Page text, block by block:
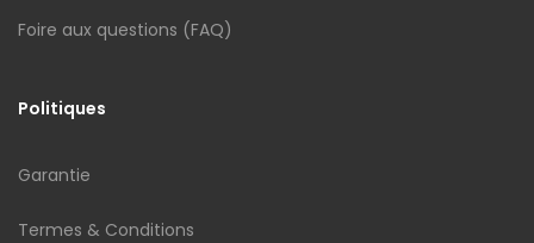
Foire aux questions (FAQ)
Politiques
Garantie
Termes & Conditions